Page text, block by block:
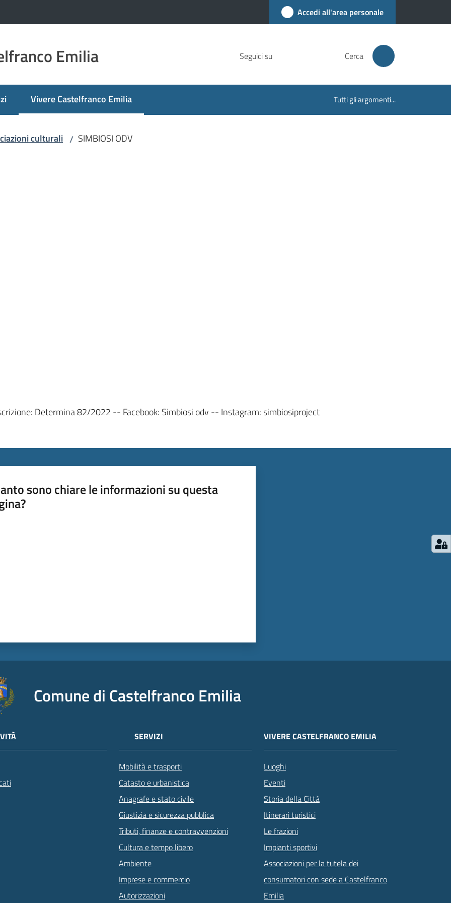
Accedi all'area personale
Emilia Seguici su Cerca
Vivere Castelfranco Emilia
Menu selezionato Tutti gli argomenti...
culturali / SIMBIOSI ODV
Determina 82/2022 -- Facebook: Simbiosi odv -- Instagram: simbiosiproject
sono chiare le informazioni su questa
Comune di Castelfranco Emilia
SERVIZI
Mobilità e trasporti
Catasto e urbanistica
Anagrafe e stato civile
Giustizia e sicurezza pubblica
Tributi, finanze e contravvenzioni
Cultura e tempo libero
Ambiente
Imprese e commercio
Autorizzazioni
VIVERE CASTELFRANCO EMILIA
Luoghi
Eventi
Storia della Città
Itinerari turistici
Le frazioni
Impianti sportivi
Associazioni per la tutela dei
consumatori con sede a Castelfranco
Emilia